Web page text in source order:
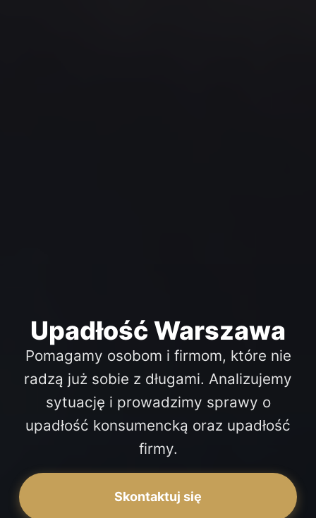
Upadłość Warszawa
Pomagamy osobom i firmom, które nie
radzą już sobie z długami. Analizujemy
sytuację i prowadzimy sprawy o
upadłość konsumencką oraz upadłość
firmy.
Skontaktuj się